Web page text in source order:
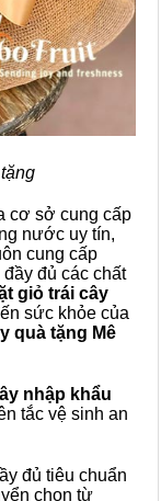
cơ sở cung cấp
nước uy tín,
cung cấp
đủ các chất
giỏ trái cây
sức khỏe của
quà tặng Mê
nhập khẩu
tắc vệ sinh an
đủ tiêu chuẩn
chọn từ